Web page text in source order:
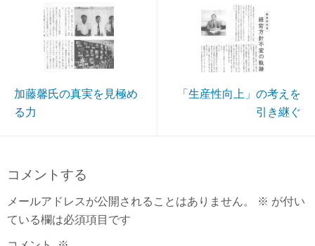
加藤馨氏の真実を見極め
る力
「生産性向上」の考えを
引き継ぐ
コメントする
メールアドレスが公開されることはありません。 ※ が付い
ている欄は必須項目です